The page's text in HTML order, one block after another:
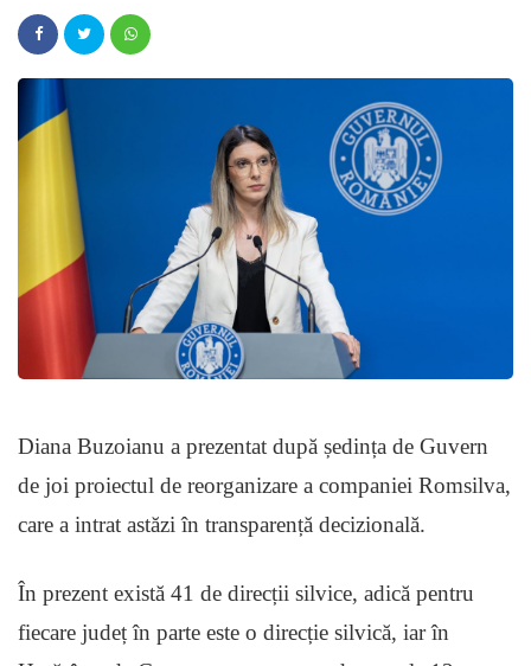
Diana Buzoianu a prezentat după ședința de Guvern
de joi proiectul de reorganizare a companiei Romsilva,
care a intrat astăzi în transparență decizională.
În prezent există 41 de direcții silvice, adică pentru
fiecare județ în parte este o direcție silvică, iar în